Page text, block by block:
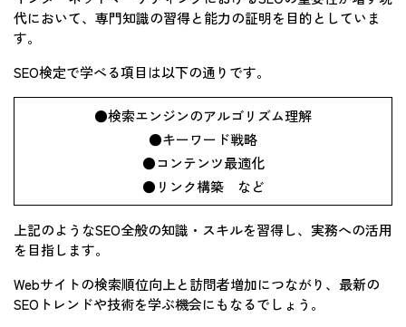
代において、専門知識の習得と能力の証明を目的としていま
す。
SEO検定で学べる項目は以下の通りです。
●検索エンジンのアルゴリズム理解
●キーワード戦略
●コンテンツ最適化
●リンク構築 など
上記のようなSEO全般の知識・スキルを習得し、実務への活用
を目指します。
Webサイトの検索順位向上と訪問者増加につながり、最新の
SEOトレンドや技術を学ぶ機会にもなるでしょう。